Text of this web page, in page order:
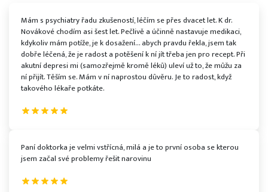
Mám s psychiatry řadu zkušeností, léčím se přes dvacet let. K dr.
Novákové chodím asi šest let. Pečlivě a účinně nastavuje medikaci,
kdykoliv mám potíže, je k dosažení… abych pravdu řekla, jsem tak
dobře léčená, že je radost a potěšení k ní jít třeba jen pro recept. Při
akutní depresi mi (samozřejmě kromě léků) uleví už to, že můžu za
ní přijít. Těším se. Mám v ní naprostou důvěru. Je to radost, když
takového lékaře potkáte.
Paní doktorka je velmi vstřícná, milá a je to první osoba se kterou
jsem začal své problemy řešit narovinu